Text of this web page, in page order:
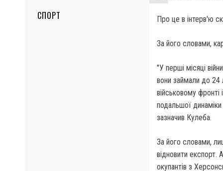
СПОРТ
Про це в інтерв'ю
За його словами,
"У перші місяці
вони займали до 24
військовому
подальшої
зазначив Кулеба.
За його словами,
відновити експорт.
окупантів з